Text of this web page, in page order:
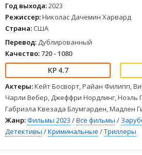
53545556575859
1234 5 67 8
Год выхода:2023
Режиссер:Николас Дачемин Харвард
Страна: США
Перевод: Дублированный
Качество: 720 - 1080
4.7
Актеры:Кейт Босворт, Райан Филипп,
Чарли Вебер, Джеффри Нордлинг, Ноэль
Габриэла Квезада Блумгарден, Мадлен
Жанр:Фильмы 2023 /Все фильмы /
Детективы /Криминальные /Триллеры